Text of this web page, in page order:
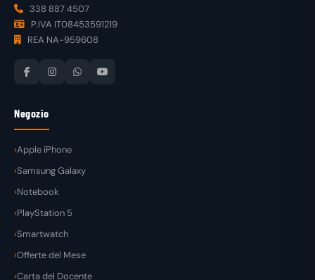
338 887 4507
P.IVA IT08453591219
REA NA-959608
Negozio
Apple iPhone
Samsung Galaxy
Notebook
PlayStation 5
Smartwatch
Offerte del Mese
Carta del Docente